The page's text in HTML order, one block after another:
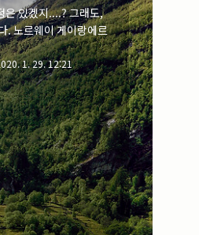
은 있겠지....? 그래도,
. 노르웨이 게이랑에르
1. 29. 12:21